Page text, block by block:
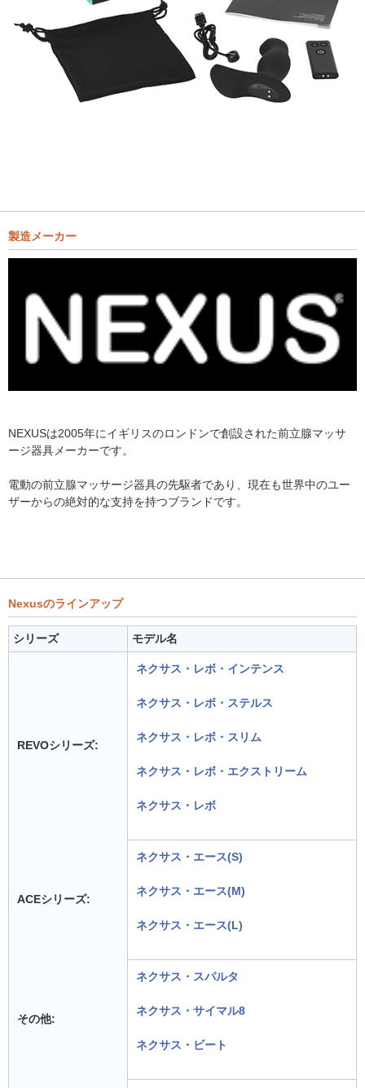
製造メーカー
NEXUSは2005年にイギリスのロンドンで創設された前立腺マッサ
ージ器具メーカーです。
電動の前立腺マッサージ器具の先駆者であり、現在も世界中のユー
ザーからの絶対的な支持を持つブランドです。
Nexusのラインアップ
シリーズ モデル名
REVOシリーズ:
ネクサス・レボ・インテンス
ネクサス・レボ・ステルス
ネクサス・レボ・スリム
ネクサス・レボ・エクストリーム
ネクサス・レボ
ACEシリーズ:
ネクサス・エース(S)
ネクサス・エース(M)
ネクサス・エース(L)
その他:
ネクサス・スパルタ
ネクサス・サイマル8
ネクサス・ビート